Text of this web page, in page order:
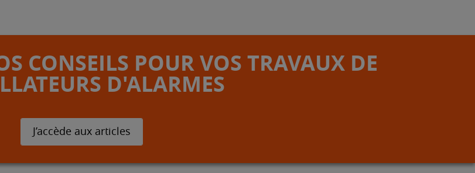
CONSEILS POUR VOS TRAVAUX DE
D'ALARMES
J’accède aux articles